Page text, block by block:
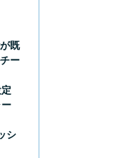
既
ー
シ